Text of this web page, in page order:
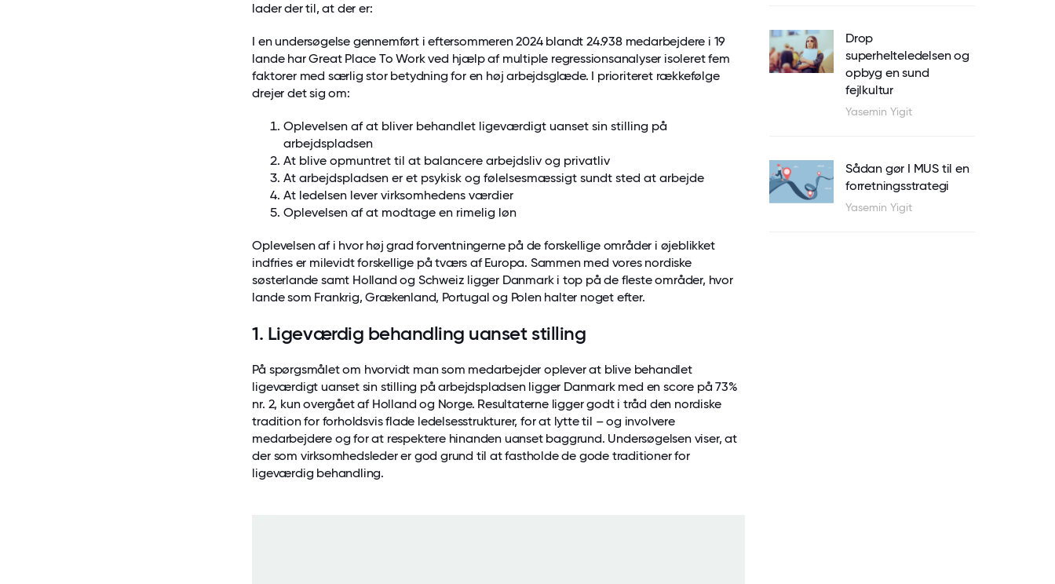
lader der til, at der er:
I en undersøgelse gennemført i eftersommeren 2024 blandt 24.938 medarbejdere i 19
lande har Great Place To Work ved hjælp af multiple regressionsanalyser isoleret fem
faktorer med særlig stor betydning for en høj arbejdsglæde. I prioriteret rækkefølge
drejer det sig om:
Oplevelsen af at bliver behandlet ligeværdigt uanset sin stilling på
arbejdspladsen
At blive opmuntret til at balancere arbejdsliv og privatliv
At arbejdspladsen er et psykisk og følelsesmæssigt sundt sted at arbejde
At ledelsen lever virksomhedens værdier
Oplevelsen af at modtage en rimelig løn
Oplevelsen af i hvor høj grad forventningerne på de forskellige områder i øjeblikket
indfries er milevidt forskellige på tværs af Europa. Sammen med vores nordiske
søsterlande samt Holland og Schweiz ligger Danmark i top på de fleste områder, hvor
lande som Frankrig, Grækenland, Portugal og Polen halter noget efter.
1. Ligeværdig behandling uanset stilling
På spørgsmålet om hvorvidt man som medarbejder oplever at blive behandlet
ligeværdigt uanset sin stilling på arbejdspladsen ligger Danmark med en score på 73%
nr. 2, kun overgået af Holland og Norge. Resultaterne ligger godt i tråd den nordiske
tradition for forholdsvis flade ledelsesstrukturer, for at lytte til – og involvere
medarbejdere og for at respektere hinanden uanset baggrund. Undersøgelsen viser, at
der som virksomhedsleder er god grund til at fastholde de gode traditioner for
ligeværdig behandling.
Drop
superhelteledelsen og
opbyg en sund
fejlkultur
Yasemin Yigit
Sådan gør I MUS til en
forretningsstrategi
Yasemin Yigit